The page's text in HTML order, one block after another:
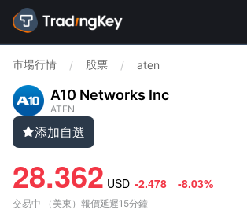
市場行情 / 股票 / aten
A10 Networks Inc
ATEN
添加自選
28.362 USD -2.478 -8.03%
交易中 （ 美東 ） 報價延遲15分鐘